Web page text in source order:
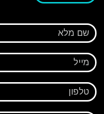
שם מלא
מייל
טלפון